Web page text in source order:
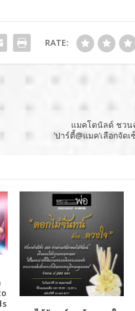
RATE:
แมคโดนัลด์ ชวน
‘ปาร์ตี้@แมค’เลือกจัด